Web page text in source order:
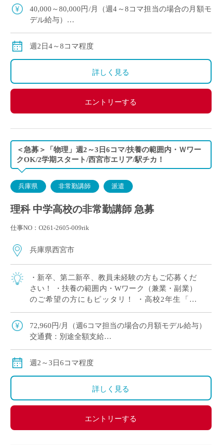
の非常勤講師で勤務いただける方を募 […]
40,000～80,000円/月（週4～8コマ担当の場合の月額モ
デル給与）
※ご勤務スタート時期によって、初月の給与は日割計
週2日4～8コマ程度
詳しく見る
エントリーする
＜急募＞「物理」週2～3日6コマ/扶養の範囲内・Ｗワー
クOK/2学期スタート/西宮市エリア/駅チカ！
兵庫県 非常勤講師 派遣
理科 中学高校の非常勤講師 急募
仕事NO：O261-2605-009rik
兵庫県西宮市
・新卒、第二新卒、教員未経験の方もご応募くだ
さい！ ・扶養の範囲内・Wワーク（兼業・副業）
のご希望の方にもピッタリ！ ・高校2年生「物
学期スタート ・兵庫県西宮市エリ […]
72,960円/月（週6コマ担当の場合の月額モデル給与）
交通費：別途全額支給
算になります
週2～3日6コマ程度
詳しく見る
エントリーする